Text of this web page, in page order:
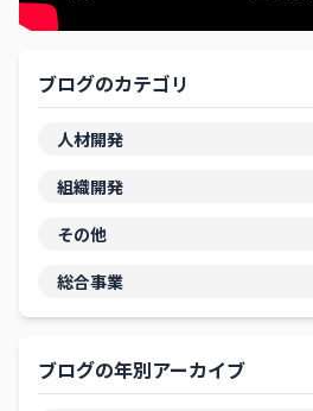
ブログのカテゴリ
人材開発
組織開発
その他
総合事業
ブログの年別アーカイブ